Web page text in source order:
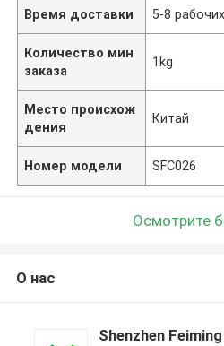
Время доставки 5-8
Количество мин
заказа
1kg
Место происхож
дения
Китай
Номер модели SFC026
Осмотрите
О нас
Shenzhen